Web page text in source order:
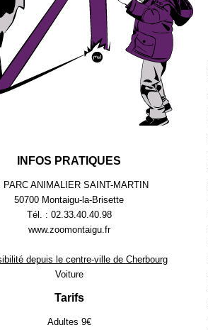
INFOS PRATIQUES
PARC ANIMALIER SAINT-MARTIN
50700 Montaigu-la-Brisette
Tél. : 02.33.40.40.98
www.zoomontaigu.fr
depuis le centre-ville de Cherbourg
Voiture
Tarifs
Adultes 9€